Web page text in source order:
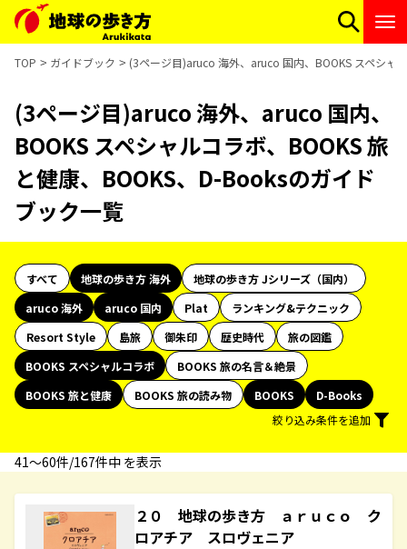
TOP ガイドブック (3ページ目)aruco 海外、aruco 国内、BOOKS スペシャ
(3ページ目)aruco 海外、aruco 国内、
BOOKS スペシャルコラボ、BOOKS 旅
と健康、BOOKS、D-Booksのガイド
ブック一覧
すべて 地球の歩き方 海外
地球の歩き方 Jシリーズ（国内）
aruco 海外
aruco 国内 Plat
ランキング&テクニック
Resort Style
島旅 御朱印 歴史時代
旅の図鑑
BOOKS スペシャルコラボ
BOOKS 旅の名言＆絶景
BOOKS 旅と健康
BOOKS 旅の読み物 BOOKS
D-Books
絞り込み条件を追加
41〜60件/167件中 を表示
２０ 地球の歩き方 ａｒｕｃｏ ク
ロアチア スロヴェニア